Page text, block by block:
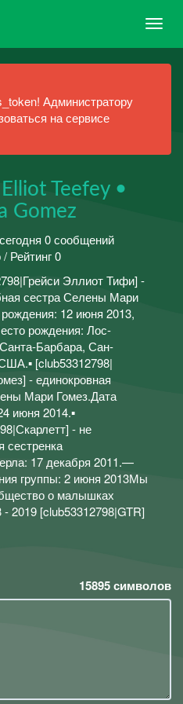
Администратору
на сервисе
Teefey •
Gomez
0 сообщений
Рейтинг 0
Эллиот Тифи] -
сестра Селены Мари
12 июня 2013,
рождения: Лос-
Барбара, Сан-
[club53312798|
- единокровная
Мари Гомез.Дата
июня 2014.▪
- не
сестренка
17 декабря 2011.—
группы: 2 июня 2013Мы
о малышках
2019 [club53312798|GTR]
15895символов